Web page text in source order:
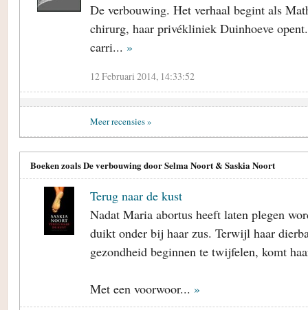
De verbouwing. Het verhaal begint als
chirurg, haar privékliniek Duinhoeve
carri... »
12 Februari 2014, 14:33:52
Meer recensies »
Boeken zoals De verbouwing door Selma Noort & Saskia Noort
Terug naar de kust
Nadat Maria abortus heeft laten plegen
duikt onder bij haar zus. Terwijl haar
gezondheid beginnen te twijfelen, komt
Met een voorwoor... »